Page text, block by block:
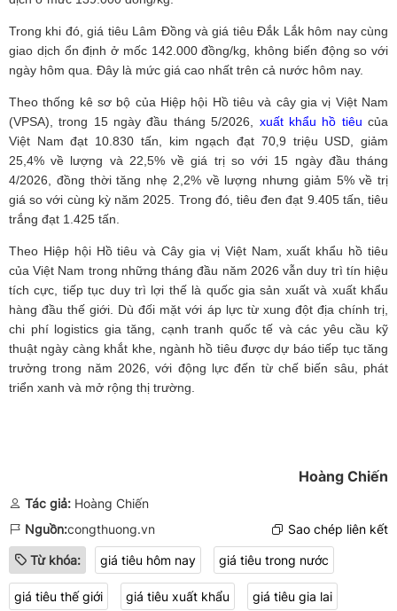
Trong khi đó, giá tiêu Lâm Đồng và giá tiêu Đắk Lắk hôm nay cùng
giao dịch ổn định ở mốc 142.000 đồng/kg, không biến động so với
ngày hôm qua. Đây là mức giá cao nhất trên cả nước hôm nay.
Theo thống kê sơ bộ của Hiệp hội Hồ tiêu và cây gia vị Việt Nam
(VPSA), trong 15 ngày đầu tháng 5/2026, xuất khẩu hồ tiêu của
Việt Nam đạt 10.830 tấn, kim ngạch đạt 70,9 triệu USD, giảm
25,4% về lượng và 22,5% về giá trị so với 15 ngày đầu tháng
4/2026, đồng thời tăng nhẹ 2,2% về lượng nhưng giảm 5% về trị
giá so với cùng kỳ năm 2025. Trong đó, tiêu đen đạt 9.405 tấn, tiêu
trắng đạt 1.425 tấn.
Theo Hiệp hội Hồ tiêu và Cây gia vị Việt Nam, xuất khẩu hồ tiêu
của Việt Nam trong những tháng đầu năm 2026 vẫn duy trì tín hiệu
tích cực, tiếp tục duy trì lợi thế là quốc gia sản xuất và xuất khẩu
hàng đầu thế giới. Dù đối mặt với áp lực từ xung đột địa chính trị,
chi phí logistics gia tăng, cạnh tranh quốc tế và các yêu cầu kỹ
thuật ngày càng khắt khe, ngành hồ tiêu được dự báo tiếp tục tăng
trưởng trong năm 2026, với động lực đến từ chế biến sâu, phát
triển xanh và mở rộng thị trường.
Hoàng Chiến
Tác giả: Hoàng Chiến
Nguồn:congthuong.vn Sao chép liên kết
Từ khóa: giá tiêu hôm nay giá tiêu trong nước
giá tiêu thế giới giá tiêu xuất khẩu giá tiêu gia lai